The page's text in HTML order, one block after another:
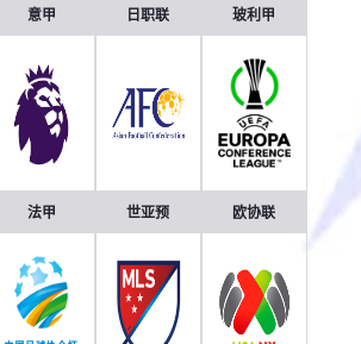
意甲 日职联 玻利甲
法甲 世亚预 欧协联